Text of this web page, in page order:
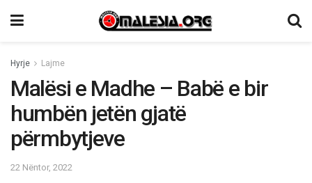
Hyrje Lajme
Malësi e Madhe – Babë e bir
humbën jetën gjatë
përmbytjeve
22 Nëntor, 2022